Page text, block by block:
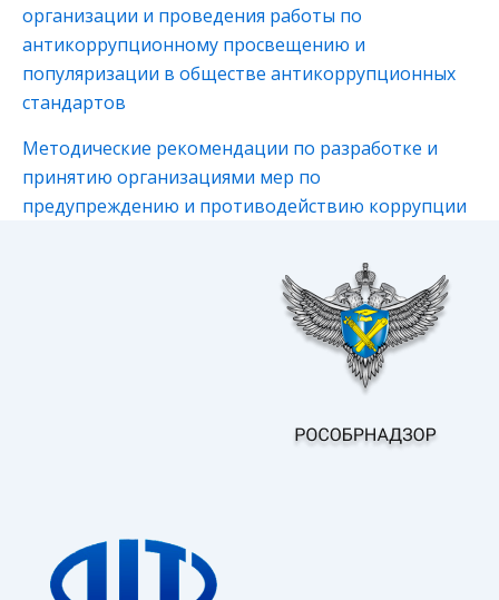
организации и проведения работы по
антикоррупционному просвещению и
популяризации в обществе антикоррупционных
стандартов
Методические рекомендации по разработке и
принятию организациями мер по
предупреждению и противодействию коррупции